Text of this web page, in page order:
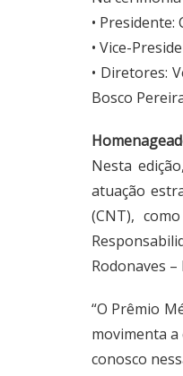
• Presidente:
• Vice-
• Diretores:
Bosco
Nesta
atuação
(CNT),
Rodonaves
“O Prêmio
movimenta
conosco